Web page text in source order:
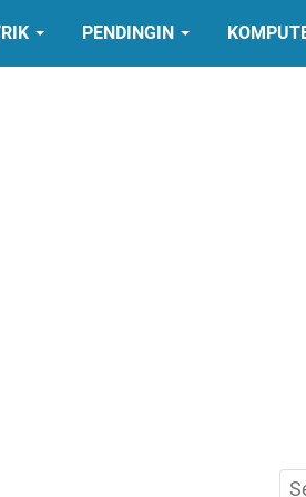
PENDINGIN